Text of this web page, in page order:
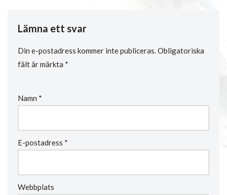
Lämna ett svar
Din e-postadress kommer inte publiceras.Obligatoriska
fält är märkta *
Namn *
E-postadress *
Webbplats